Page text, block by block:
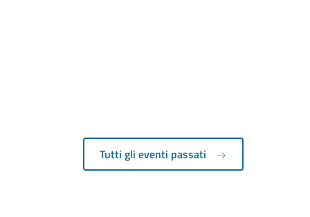
Tutti gli eventi passati